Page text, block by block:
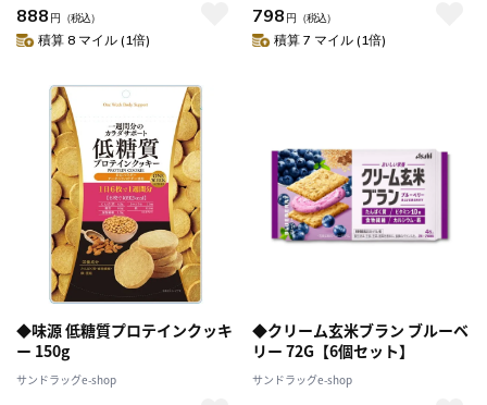
888 円 （税込）
積算 8 マイル (1倍)
798 円 （税込）
積算 7 マイル (1倍)
◆味源 低糖質プロテインクッキ
ー 150g
サンドラッグe-shop
◆クリーム玄米ブラン ブルーベ
リー 72G【6個セット】
サンドラッグe-shop